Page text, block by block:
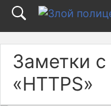
Верх
страницы
Заметки
«HTTPS»